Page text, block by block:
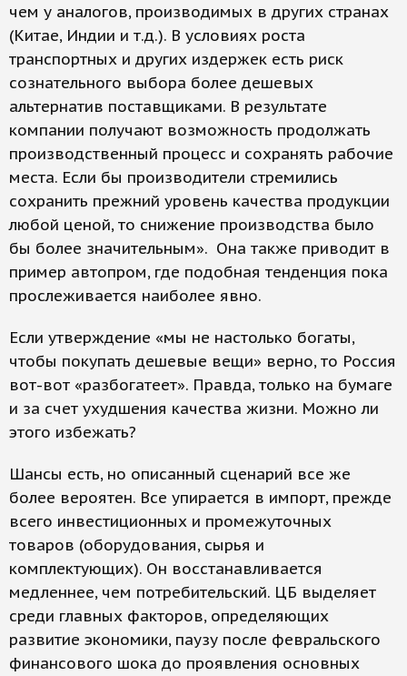
чем у аналогов, производимых в других странах
(Китае, Индии и т.д.). В условиях роста
транспортных и других издержек есть риск
сознательного выбора более дешевых
альтернатив поставщиками. В результате
компании получают возможность продолжать
производственный процесс и сохранять рабочие
места. Если бы производители стремились
сохранить прежний уровень качества продукции
любой ценой, то снижение производства было
бы более значительным». Она также приводит в
пример автопром, где подобная тенденция пока
прослеживается наиболее явно.
Если утверждение «мы не настолько богаты,
чтобы покупать дешевые вещи» верно, то Россия
вот-вот «разбогатеет». Правда, только на бумаге
и за счет ухудшения качества жизни. Можно ли
этого избежать?
Шансы есть, но описанный сценарий все же
более вероятен. Все упирается в импорт, прежде
всего инвестиционных и промежуточных
товаров (оборудования, сырья и
комплектующих). Он восстанавливается
медленнее, чем потребительский. ЦБ выделяет
среди главных факторов, определяющих
развитие экономики, паузу после февральского
финансового шока до проявления основных